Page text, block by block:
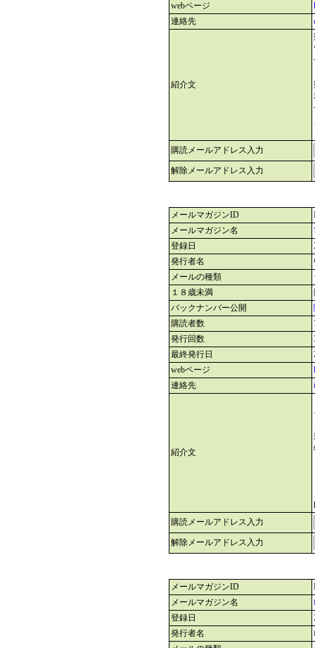
webページ
連絡先
紹介文
購読メールアドレス入力
解除メールアドレス入力
メールマガジンID
メールマガジン名
登録日
発行者名
メールの種類
１８歳未満
バックナンバー公開
購読者数
発行回数
最終発行日
webページ
連絡先
紹介文
購読メールアドレス入力
解除メールアドレス入力
メールマガジンID
メールマガジン名
登録日
発行者名